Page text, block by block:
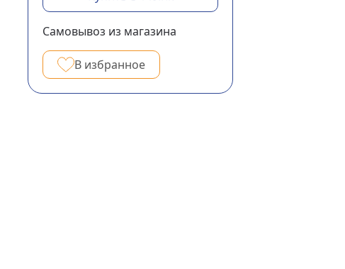
Самовывоз из магазина
В избранное